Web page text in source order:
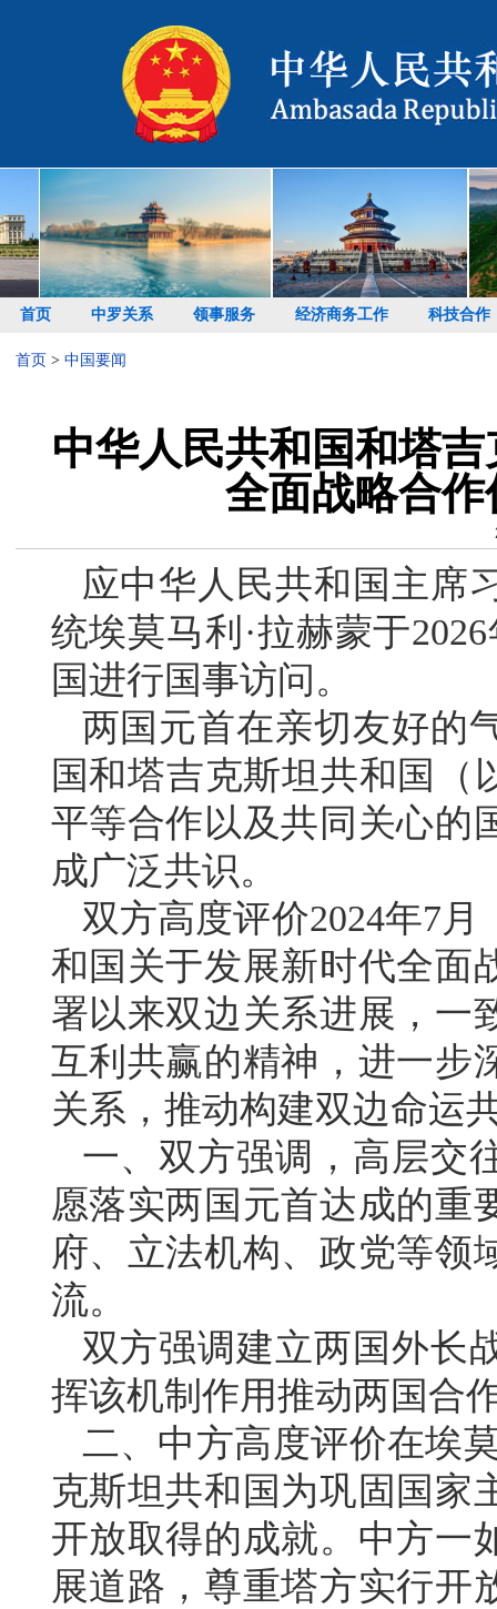
首页 中罗关系 领事服务 经济商务工作 科技合作
首页 > 中国要闻
中华人民共和国和塔
全面战略合
应中华人民共和国主席
统埃莫马利·拉赫蒙于
国进行国事访问。
两国元首在亲切友好的
国和塔吉克斯坦共和国（
平等合作以及共同关心的
成广泛共识。
双方高度评价2024年7
和国关于发展新时代全面
署以来双边关系进展，一
互利共赢的精神，进一步
关系，推动构建双边命运
一、双方强调，高层交
愿落实两国元首达成的重
府、立法机构、政党等领
流。
双方强调建立两国外长
挥该机制作用推动两国合
二、中方高度评价在埃
克斯坦共和国为巩固国家
开放取得的成就。中方一
展道路，尊重塔方实行开